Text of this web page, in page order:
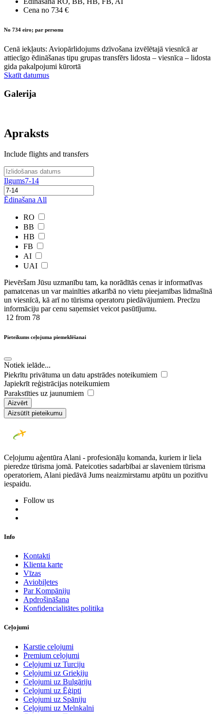
Cena no 734 €
No 734 eiro; par personu
Cenā iekļauts: Aviopārlidojums dzīvošana izvēlētajā viesnīcā ar
attiecīgo ēdināšanas tipu grupas transfērs lidosta – viesnīca – lidosta
gida pakalpojumi kūrortā
Skatīt datumus
Galerija
Apraksts
Include flights and transfers
Ilgums7-14
Ēdinašana All
RO
BB
HB
FB
AI
UAI
Pievēršam Jūsu uzmanību tam, ka norādītās cenas ir ​informatīvas ​
pamatcenas un var mainīties atkarībā ​no ​vietu pieejamības lidmašīnā
un viesnīcā, kā arī no tūrisma operatoru piedāvājumiem. Precīzu
informāciju par cenu saņemsiet veicot pasūtījumu.
12 from 78
Pieteikums ceļojuma piemeklēšanai
Notiek ielāde...
Piekrītu privātuma un datu apstrādes noteikumiem
Japiekrīt reģistrācijas noteikumiem
Parakstīties uz jaunumiem
Aizvērt
Aizsūtīt pieteikumu
Ceļojumu aģentūra Alani - profesionāļu komanda, kuriem ir liela
pieredze tūrisma jomā. Pateicoties sadarbībai ar slaveniem tūrisma
operatoriem, Alani piedāvā Jums neaizmirstamu atpūtu un pozitīvu
iespaidu.
Follow us
Info
Kontakti
Klienta karte
Vīzas
Aviobiļetes
Par Kompāniju
Apdrošināšana
Konfidencialitātes politika
Ceļojumi
Karstie ceļojumi
Premium ceļojumi
Ceļojumi uz Turciju
Ceļojumi uz Grieķiju
Ceļojumi uz Bulgāriju
Ceļojumi uz Ēģipti
Ceļojumi uz Spāniju
Ceļojumi uz Melnkalni